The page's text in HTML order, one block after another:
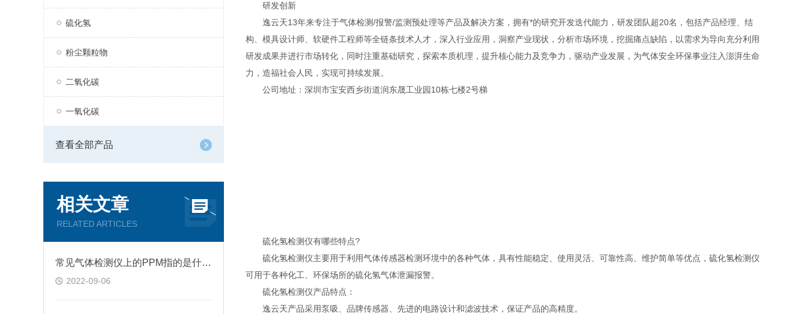
硫化氢
粉尘颗粒物
二氧化碳
一氧化碳
查看全部产品
相关文章
RELATED ARTICLES
常见气体检测仪上的PPM指的是什么?
2022-09-06
研发创新
逸云天13年来专注于气体检测/报警/监测预处理等产品及解决方案，拥有*的研究开发迭代能力，研发团队超20名，包括产品经理、结
构、模具设计师、软硬件工程师等全链条技术人才，深入行业应用，洞察产业现状，分析市场环境，挖掘痛点缺陷，以需求为导向充分利用
研发成果并进行市场转化，同时注重基础研究，探索本质机理，提升核心能力及竞争力，驱动产业发展，为气体安全环保事业注入澎湃生命
力，造福社会人民，实现可持续发展。
公司地址：深圳市宝安西乡街道润东晟工业园10栋七楼2号梯
硫化氢检测仪有哪些特点?
硫化氢检测仪主要用于利用气体传感器检测环境中的各种气体，具有性能稳定、使用灵活、可靠性高、维护简单等优点，硫化氢检测仪
可用于各种化工、环保场所的硫化氢气体泄漏报警。
硫化氢检测仪产品特点：
逸云天产品采用泵吸、品牌传感器、先进的电路设计和滤波技术，保证产品的高精度。